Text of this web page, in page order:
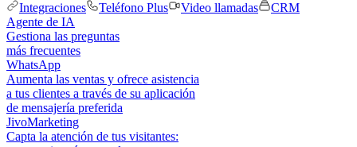
Integraciones
Teléfono Plus Video llamadas
CRM
Agente de IA
Gestiona las preguntas
más frecuentes
WhatsApp
Aumenta las ventas y ofrece asistencia
a tus clientes a través de su aplicación
de mensajería preferida
JivoMarketing
Capta la atención de tus visitantes: